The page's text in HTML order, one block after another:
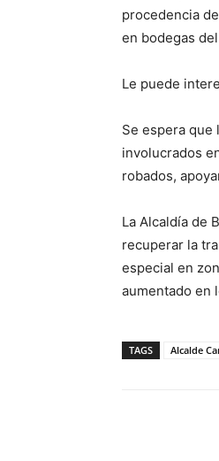
procedencia
en bodegas
Le puede
Se espera
involucrados
robados,
La Alcaldía de
recuperar la
especial en
aumentado en
TAGS Alcalde